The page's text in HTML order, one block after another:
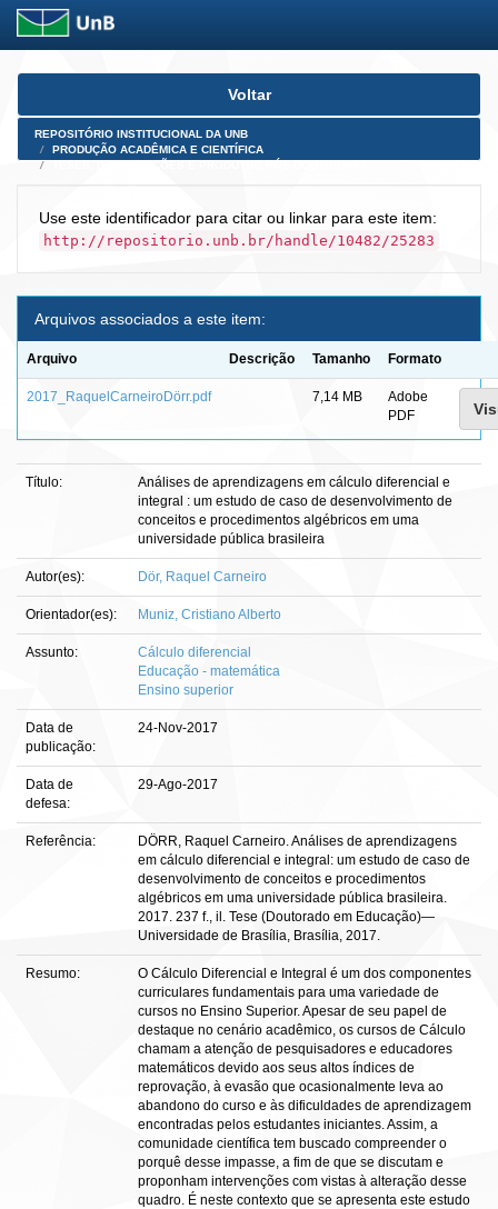
Skip
Voltar
REPOSITÓRIO INSTITUCIONAL DA UNB
PRODUÇÃO ACADÊMICA E CIENTÍFICA
Use este identificador para citar ou linkar para este item:
http://repositorio.unb.br/handle/10482/25283
Arquivos associados a este item:
Arquivo Descrição Tamanho Formato
2017_RaquelCarneiroDörr.pdf 7,14 MB
Adobe
PDF
Título:
Análises de aprendizagens em cálculo diferencial e
integral : um estudo de caso de desenvolvimento de
conceitos e procedimentos algébricos em uma
universidade pública brasileira
Autor(es): Dör, Raquel Carneiro
Orientador(es): Muniz, Cristiano Alberto
Assunto:
Cálculo diferencial
Educação - matemática
Ensino superior
Data de
publicação:
24-Nov-2017
Data de
defesa:
29-Ago-2017
Referência:
DÖRR, Raquel Carneiro. Análises de aprendizagens
em cálculo diferencial e integral: um estudo de caso de
desenvolvimento de conceitos e procedimentos
algébricos em uma universidade pública brasileira.
2017. 237 f., il. Tese (Doutorado em Educação)—
Universidade de Brasília, Brasília, 2017.
Resumo:
O Cálculo Diferencial e Integral é um dos componentes
curriculares fundamentais para uma variedade de
cursos no Ensino Superior. Apesar de seu papel de
destaque no cenário acadêmico, os cursos de Cálculo
chamam a atenção de pesquisadores e educadores
matemáticos devido aos seus altos índices de
reprovação, à evasão que ocasionalmente leva ao
abandono do curso e às dificuldades de aprendizagem
encontradas pelos estudantes iniciantes. Assim, a
comunidade científica tem buscado compreender o
porquê desse impasse, a fim de que se discutam e
proponham intervenções com vistas à alteração desse
quadro. É neste contexto que se apresenta este estudo